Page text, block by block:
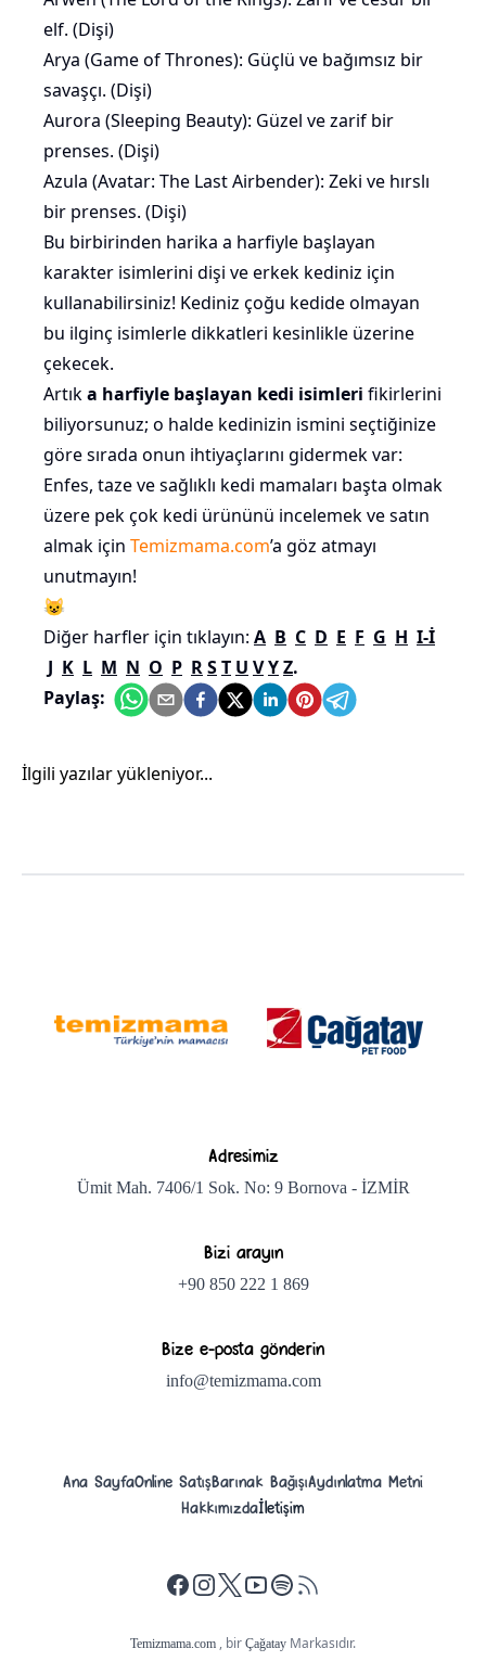
elf. (Dişi)
Arya (Game of Thrones): Güçlü ve bağımsız bir
savaşçı. (Dişi)
Aurora (Sleeping Beauty): Güzel ve zarif bir
prenses. (Dişi)
Azula (Avatar: The Last Airbender): Zeki ve hırslı
bir prenses. (Dişi)
Bu birbirinden harika a harfiyle başlayan
karakter isimlerini dişi ve erkek kediniz için
kullanabilirsiniz! Kediniz çoğu kedide olmayan
bu ilginç isimlerle dikkatleri kesinlikle üzerine
çekecek.
Artıka harfiyle başlayan kedi isimleri fikirlerini
biliyorsunuz; o halde kedinizin ismini seçtiğinize
göre sırada onun ihtiyaçlarını gidermek var:
Enfes, taze ve sağlıklı kedi mamaları başta olmak
üzere pek çok kedi ürününü incelemek ve satın
almak için Temizmama.com’a göz atmayı
unutmayın!
😺
Diğer harfler için tıklayın: A B C D E F G H I-İ
J K L M N O P RST U VYZ.
Paylaş:
İlgili yazılar yükleniyor...
Adresimiz
Ümit Mah. 7406/1 Sok. No: 9 Bornova - İZMİR
Bizi arayın
+90 850 222 1 869
Bize e-posta gönderin
info@temizmama.com
Ana SayfaOnline SatışBarınak BağışıAydınlatma Metni
Hakkımızdaİletişim
Facebook
İnstagram
X YoutubeSpotify Podcast
Temizmama.com , bir Çağatay Markasıdır.